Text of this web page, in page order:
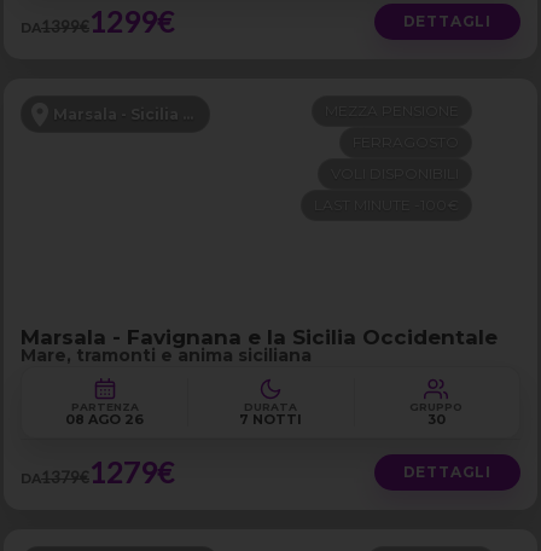
DA1399€1299€ DETTAGLI
Marsala - Sicilia Occidentale
Marsala - Favignana e la Sicilia Occidentale
Mare, tramonti e anima siciliana
PARTENZA
08 AGO 26
DURATA
7 NOTTI
GRUPPO
30
DA1379€1279€ DETTAGLI